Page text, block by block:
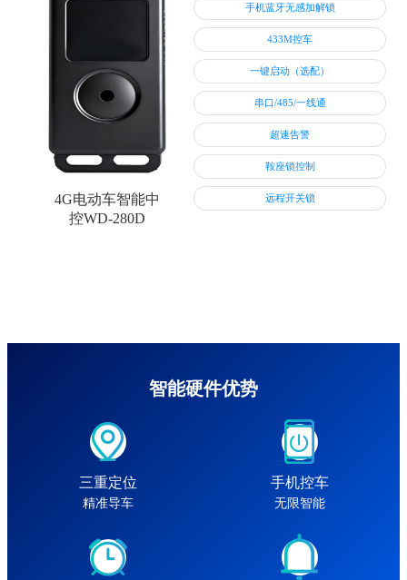
4G电动车智能中
控WD-280D
手机蓝牙无感加解锁
433M控车
一键启动（选配）
串口/485/一线通
超速告警
鞍座锁控制
远程开关锁
智能硬件优势
三重定位
精准导车
手机控车
无限智能